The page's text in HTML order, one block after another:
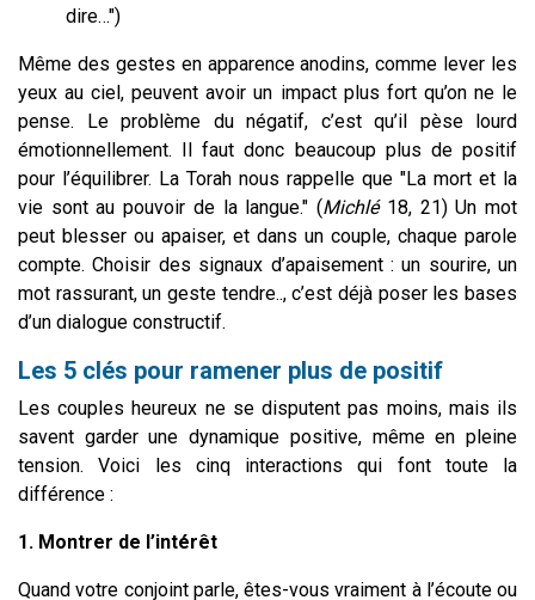
dire…")
Même des gestes en apparence anodins, comme lever les
yeux au ciel, peuvent avoir un impact plus fort qu’on ne le
pense. Le problème du négatif, c’est qu’il pèse lourd
émotionnellement. Il faut donc beaucoup plus de positif
pour l’équilibrer. La Torah nous rappelle que "La mort et la
vie sont au pouvoir de la langue." (Michlé18, 21) Un mot
peut blesser ou apaiser, et dans un couple, chaque parole
compte. Choisir des signaux d’apaisement : un sourire, un
mot rassurant, un geste tendre.., c’est déjà poser les bases
d’un dialogue constructif.
Les 5 clés pour ramener plus de positif
Les couples heureux ne se disputent pas moins, mais ils
savent garder une dynamique positive, même en pleine
tension. Voici les cinq interactions qui font toute la
différence :
1. Montrer de l’intérêt
Quand votre conjoint parle, êtes-vous vraiment à l’écoute ou